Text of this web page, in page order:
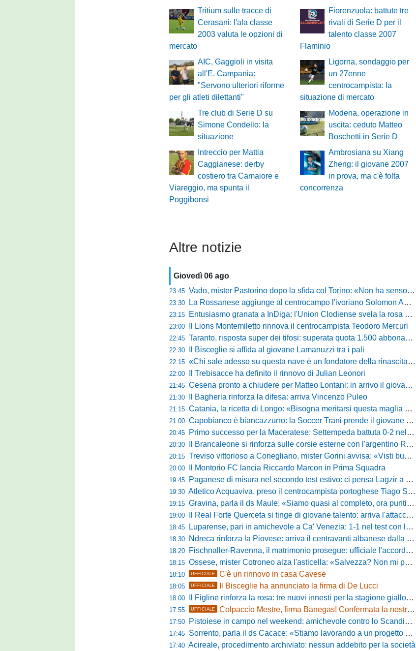
Tritium sulle tracce di
Cerasani: l'ala classe
2003 valuta le opzioni di
mercato
Fiorenzuola: battute tre
rivali di Serie D per il
talento classe 2007
Flaminio
AIC, Gaggioli in visita
all'E. Campania:
"Servono ulteriori riforme
per gli atleti dilettanti"
Ligorna, sondaggio per
un 27enne
centrocampista: la
situazione di mercato
Tre club di Serie D su
Simone Condello: la
situazione
Modena, operazione in
uscita: ceduto Matteo
Boschetti in Serie D
Intreccio per Mattia
Caggianese: derby
costiero tra Camaiore e
Viareggio, ma spunta il
Poggibonsi
Ambrosiana su Xiang
Zheng: il giovane 2007
in prova, ma c'è folta
concorrenza
Altre notizie
Giovedì 06 ago
23:45 Vado, mister Pastorino dopo la sfida col Torino: «Non ha senso chiudersi e fare le barricate»
23:30 La Rossanese aggiunge al centrocampo l'ivoriano Solomon Andrews Manu
23:15 Entusiasmo granata a InDiga: l'Union Clodiense svela la rosa per la nuova annata
23:00 Il Lions Montemiletto rinnova il centrocampista Teodoro Mercuri
22:45 Taranto, risposta super dei tifosi: superata quota 1.500 abbonamenti
22:30 Il Bisceglie si affida al giovane Lamanuzzi tra i pali
22:15 «Chi sale adesso su questa nave è un fondatore della rinascita»: Davis carica l'ambiente Messina
22:00 Il Trebisacce ha definito il rinnovo di Julian Leonori
21:45 Cesena pronto a chiudere per Matteo Lontani: in arrivo il giovane talento dello Spezia
21:30 Il Bagheria rinforza la difesa: arriva Vincenzo Puleo
21:15 Catania, la ricetta di Longo: «Bisogna meritarsi questa maglia ogni singolo giorno»
21:00 Capobianco è biancazzurro: la Soccer Trani prende il giovane attaccante ex Monopoli
20:45 Primo successo per la Maceratese: Settempeda battuta 0-2 nella ripresa
20:30 Il Brancaleone si rinforza sulle corsie esterne con l'argentino Rotela
20:15 Treviso vittorioso a Conegliano, mister Gorini avvisa: «Visti buoni spunti, ma c'è ancora tanto da lavorare»
20:00 Il Montorio FC lancia Riccardo Marcon in Prima Squadra
19:45 Paganese di misura nel secondo test estivo: ci pensa Lagzir a piegare l'Equipe Campania
19:30 Atletico Acquaviva, preso il centrocampista portoghese Tiago Santos
19:15 Gravina, parla il ds Maule: «Siamo quasi al completo, ora puntiamo sugli esterni d'attacco»
19:00 Il Real Forte Querceta si tinge di giovane talento: arriva l'attaccante Lucchesi
18:45 Luparense, pari in amichevole a Ca' Venezia: 1-1 nel test con la Primavera lagunare
18:30 Ndreca rinforza la Piovese: arriva il centravanti albanese dalla serie D
18:20 Fischnaller-Ravenna, il matrimonio prosegue: ufficiale l'accordo quinquennale per l'attacco
18:15 Ossese, mister Cotroneo alza l'asticella: «Salvezza? Non mi pongo limiti, voglio vincere più partite possibile»
18:10 UFFICIALE C'è un rinnovo in casa Cavese
18:05 UFFICIALE Il Bisceglie ha annunciato la firma di De Lucci
18:00 Il Figline rinforza la rosa: tre nuovi innesti per la stagione gialloblù
17:55 UFFICIALE Colpaccio Mestre, firma Banegas! Confermata la nostra anteprima
17:50 Pistoiese in campo nel weekend: amichevole contro lo Scandicci allo stadio Strulli di Monsummano
17:45 Sorrento, parla il ds Cacace: «Stiamo lavorando a un progetto ambizioso»
17:40 Acireale, procedimento archiviato: nessun addebito per la società